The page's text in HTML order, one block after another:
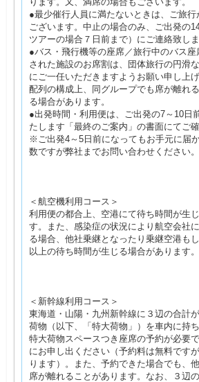
●最少催行人員に満たないときは、ご旅行
ございます。中止の場合のみ、ご出発の
ツアーの場合７日前まで）にご連絡致しま
●バス・飛行機等の座席／旅行中のバス
された施設のお席割は、団体旅行の円滑
にご一任いただきますようお願い申し上
配列の構成上、同グループでも席が離れ
る場合があります。
●出発時間・利用便は、ご出発の7～10日
たします「最終のご案内」の書面にてご確
※ご出発4～5日前になってもお手元に届
数ですが弊社までお問い合わせください。
＜航空機利用コース＞
利用便の都合上、空港にて待ち時間が生
す。また、感染症の状況により航空会社
る場合、他社乗継となったり乗継空港も
以上の待ち時間が生じる場合があります。
＜新幹線利用コース＞
東海道・山陽・九州新幹線に３辺の合計
荷物（以下、「特大荷物」）を車内に持
特大荷物スペースつき座席の予約が必要
にお申し出ください（予約料は無料です
ります）。また、予約できた場合でも、
席が離れることがあります。なお、３辺